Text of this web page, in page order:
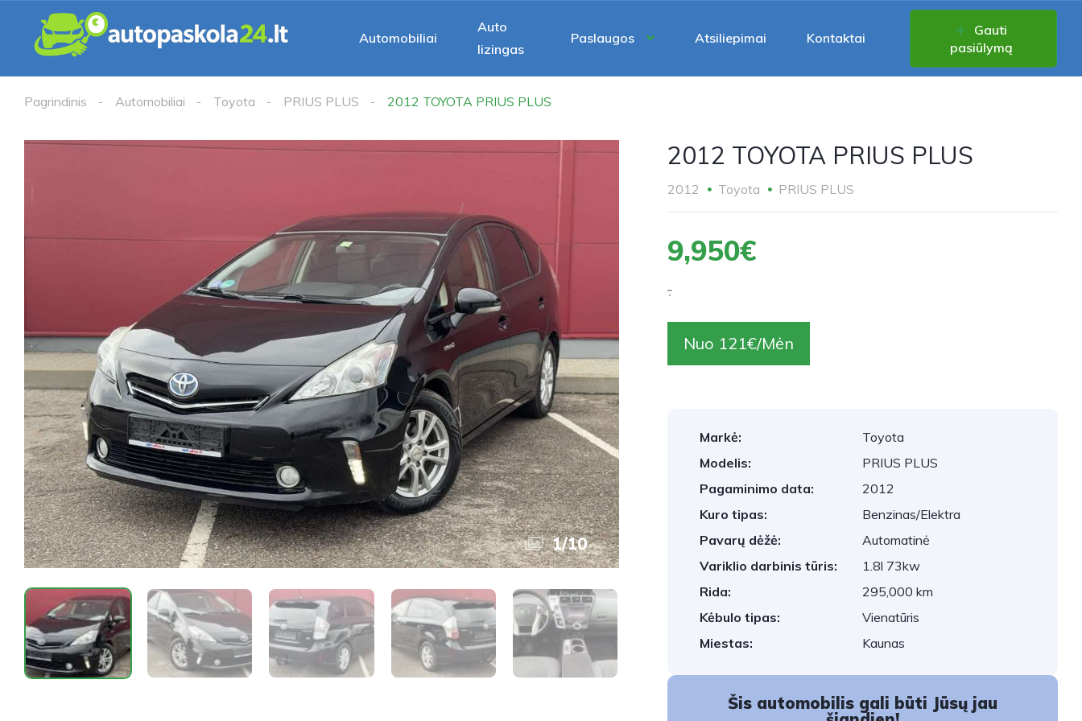
Automobiliai
Auto
lizingas
Paslaugos Atsiliepimai Kontaktai
Gauti
pasiūlymą
Pagrindinis Automobiliai Toyota PRIUS PLUS 2012 TOYOTA PRIUS PLUS
1/10
2012 TOYOTA PRIUS PLUS
2012 Toyota PRIUS PLUS
9,950€
.
Nuo 121€/Mėn
Markė:
Toyota
Modelis:
PRIUS PLUS
Pagaminimo data:
2012
Kuro tipas:
Benzinas/Elektra
Pavarų dėžė:
Automatinė
Variklio darbinis tūris:
1.8l 73kw
Rida:
295,000 km
Kėbulo tipas:
Vienatūris
Miestas:
Kaunas
Šis automobilis gali būti Jūsų jau